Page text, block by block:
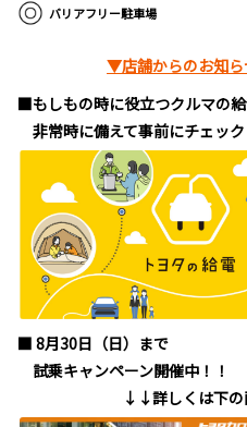
バリアフリー駐車場
▼店舗からのお知
■もしもの時に役立つクルマの給
非常時に備えて事前にチェック
■ 8月30日（日）まで
試乗キャンペーン開催中！！
↓↓詳しくは下の